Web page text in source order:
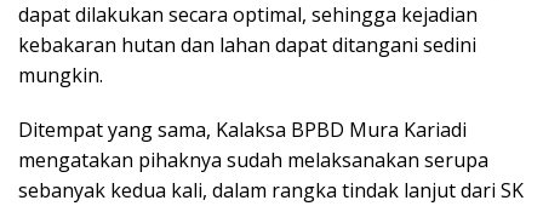
dapat dilakukan secara optimal, sehingga kejadian
kebakaran hutan dan lahan dapat ditangani sedini
mungkin.
Ditempat yang sama, Kalaksa BPBD Mura Kariadi
mengatakan pihaknya sudah melaksanakan serupa
sebanyak kedua kali, dalam rangka tindak lanjut dari SK